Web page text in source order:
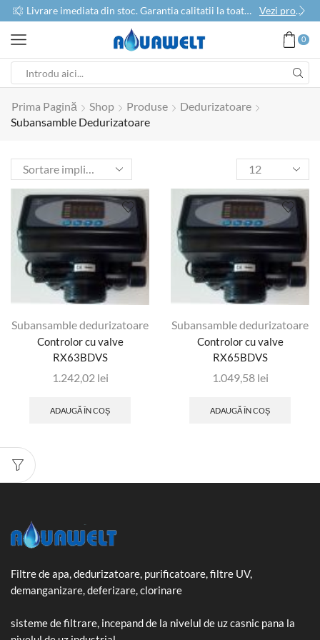
Livrare imediata din stoc. Garantia calitatii la toate produsele Vezi produse
0
Prima Pagină Shop Produse
Dedurizatoare
Subansamble Dedurizatoare
Subansamble dedurizatoare
Controlor cu valve
RX63BDVS
1.242,02 lei
ADAUGĂ ÎN COȘ
Subansamble dedurizatoare
Controlor cu valve
RX65BDVS
1.049,58 lei
ADAUGĂ ÎN COȘ
Filtre de apa, dedurizatoare, purificatoare, filtre UV,
demanganizare, deferizare, clorinare
sisteme de filtrare, incepand de la nivelul de uz casnic pana la